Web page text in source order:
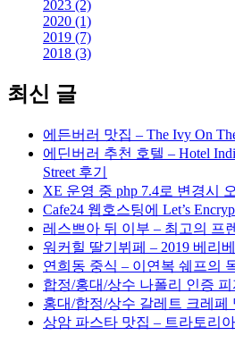
2023 (2)
2020 (1)
2019 (7)
2018 (3)
최신 글
에든버러 맛집 – The Ivy On
에딘버러 추천 호텔 – Hotel
Street 후기
XE 운영 중 php 7.4로 변경시
Cafe24 웹호스팅에 Let’s
레스쁘아 뒤 이부 – 최고의 프
워커힐 딸기뷔페 – 2019 베리
연희동 중식 – 이연복 쉐프의
합정/홍대/상수 나폴리 인증
홍대/합정/상수 갈레트 크레페
상암 파스타 맛집 – 트라토리